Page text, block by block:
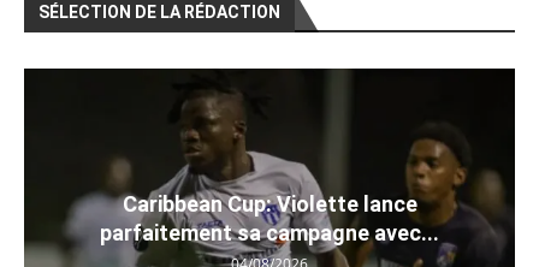
SÉLECTION DE LA RÉDACTION
Caribbean Cup: Violette lance
parfaitement sa campagne avec...